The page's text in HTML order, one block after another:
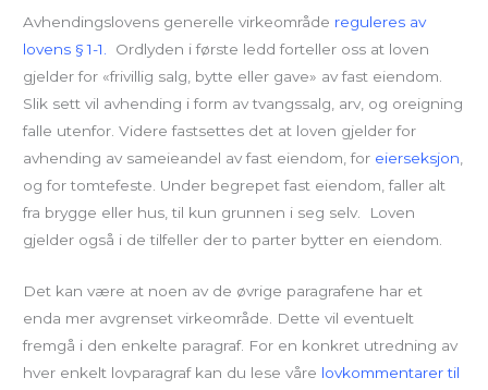
Avhendingslovens generelle virkeområde reguleres av
lovens § 1-1. Ordlyden i første ledd forteller oss at loven
gjelder for «frivillig salg, bytte eller gave» av fast eiendom.
Slik sett vil avhending i form av tvangssalg, arv, og oreigning
falle utenfor. Videre fastsettes det at loven gjelder for
avhending av sameieandel av fast eiendom, for eierseksjon,
og for tomtefeste. Under begrepet fast eiendom, faller alt
fra brygge eller hus, til kun grunnen i seg selv. Loven
gjelder også i de tilfeller der to parter bytter en eiendom.
Det kan være at noen av de øvrige paragrafene har et
enda mer avgrenset virkeområde. Dette vil eventuelt
fremgå i den enkelte paragraf. For en konkret utredning av
hver enkelt lovparagraf kan du lese våre lovkommentarer til